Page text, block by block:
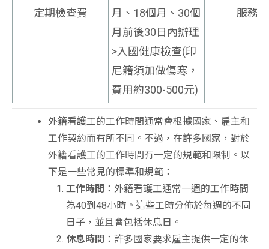
定期檢查費
月、18個月、30個
月前後30日內辦理
>入國健康檢查(印
尼籍須加做傷寒，
費用約300-500元)
服務費
外籍看護工的工作時間通常會根據國家、雇主和
工作契約而有所不同。不過，在許多國家，對於
外籍看護工的工作時間有一定的規範和限制。以
下是一些常見的標準和規範：
工作時間 ：外籍看護工通常一週的工作時間
為40到48小時。這些工時分佈於每週的不同
日子，並且會包括休息日。
休息時間 ：許多國家要求雇主提供一定的休